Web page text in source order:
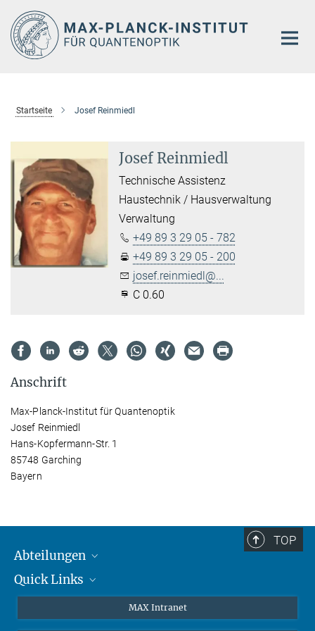
Hauptinhalt
Startseite Josef Reinmiedl
Josef Reinmiedl
Technische Assistenz
Haustechnik / Hausverwaltung
Verwaltung
+49 89 3 29 05 - 782
+49 89 3 29 05 - 200
josef.reinmiedl@...
C 0.60
Anschrift
Max-Planck-Institut für Quantenoptik
Josef Reinmiedl
Hans-Kopfermann-Str. 1
85748 Garching
Bayern
TOP
Abteilungen
Attosekundenphysik
Quick Links
MAX Intranet